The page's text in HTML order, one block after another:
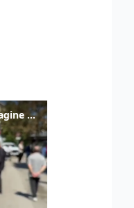
Zaia ricorda Firminio Vettori: "Ha scritto pagine di storia del nostro territorio"